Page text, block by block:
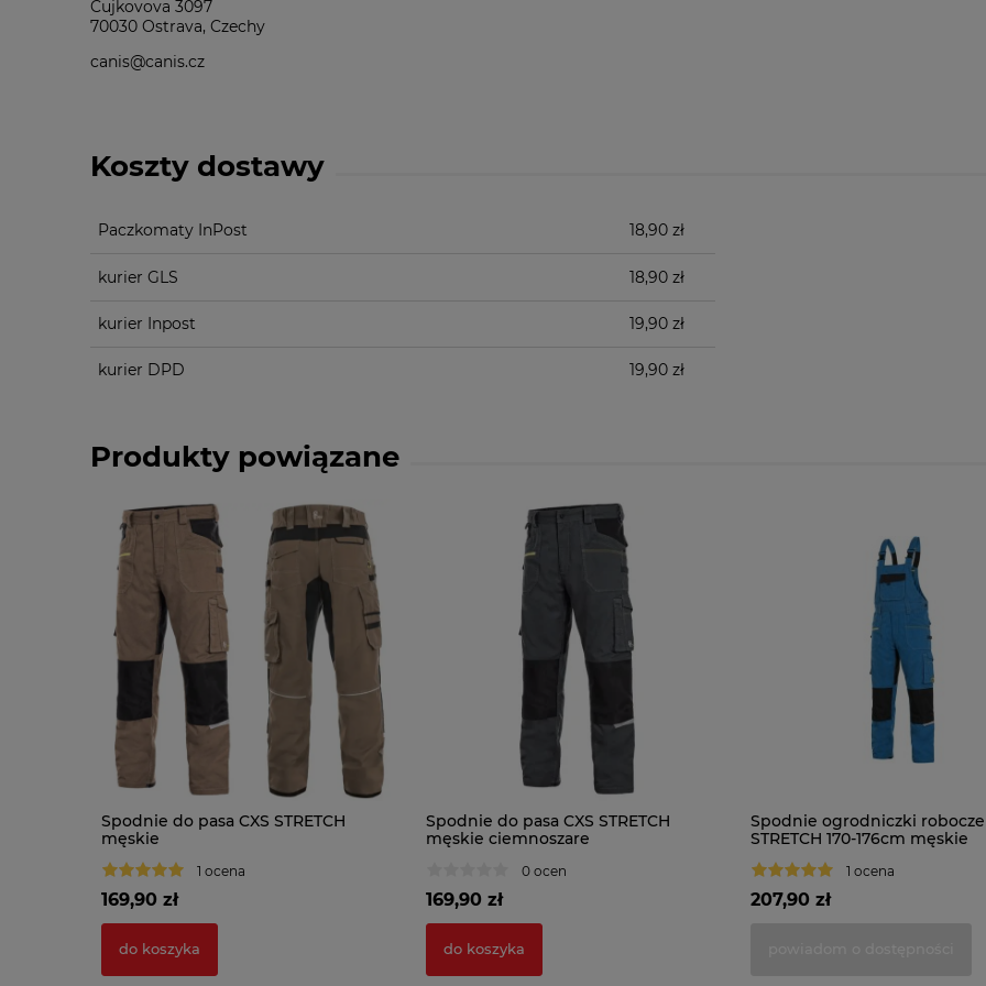
Cujkovova 3097
70030 Ostrava, Czechy
canis@canis.cz
Koszty dostawy
Paczkomaty InPost 18,90 zł
kurier GLS 18,90 zł
kurier Inpost 19,90 zł
kurier DPD 19,90 zł
Produkty powiązane
Spodnie do pasa CXS STRETCH
męskie
1 ocena
169,90 zł
do koszyka
Spodnie do pasa CXS STRETCH
męskie ciemnoszare
0 ocen
169,90 zł
do koszyka
Spodnie ogrodniczki robocze
STRETCH 170-176cm męskie
1 ocena
207,90 zł